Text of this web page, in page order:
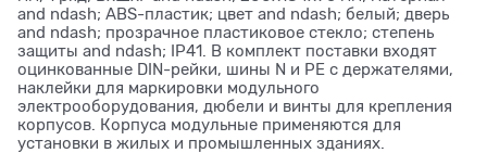
and ndash; ABS-пластик; цвет and ndash; белый; дверь
and ndash; прозрачное пластиковое стекло; степень
защиты and ndash; IP41. В комплект поставки входят
оцинкованные DIN-рейки, шины N и PE с держателями,
наклейки для маркировки модульного
электрооборудования, дюбели и винты для крепления
корпусов. Корпуса модульные применяются для
установки в жилых и промышленных зданиях.